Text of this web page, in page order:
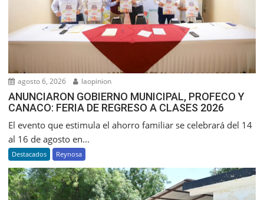
agosto 6, 2026 laopinion
ANUNCIARON GOBIERNO MUNICIPAL, PROFECO Y
CANACO: FERIA DE REGRESO A CLASES 2026
El evento que estimula el ahorro familiar se celebrará del 14
al 16 de agosto en...
Destacados Reynosa